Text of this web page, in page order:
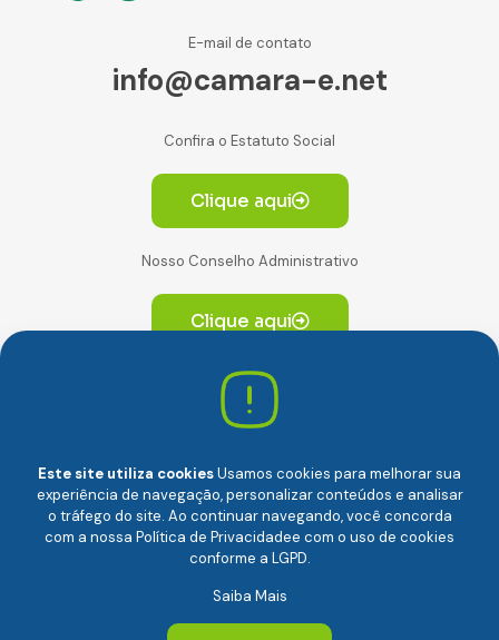
E-mail de contato
info@camara-e.net
Confira o Estatuto Social
Clique aqui
Nosso Conselho Administrativo
Clique aqui
Av. Paulista, 2064. Conjunto 14, (Edifício Paulista) -
CEP 01310-928 Consolação – São Paulo/SP
Câmara Brasileira da Economia Digital (camara-e.net) |
Este site utiliza cookiesUsamos cookies para melhorar sua
experiência de navegação, personalizar conteúdos e analisar
o tráfego do site. Ao continuar navegando, você concorda
com a nossa Política de Privacidadee com o uso de cookies
conforme a LGPD.
Saiba Mais